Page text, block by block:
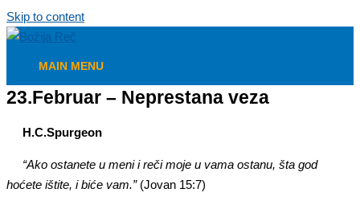
Skip to content
MAIN MENU
23.Februar – Neprestana veza
H.C.Spurgeon
“Ako ostanete u meni i reči moje u vama ostanu, šta god
hoćete ištite, i biće vam.”(Jovan 15:7)